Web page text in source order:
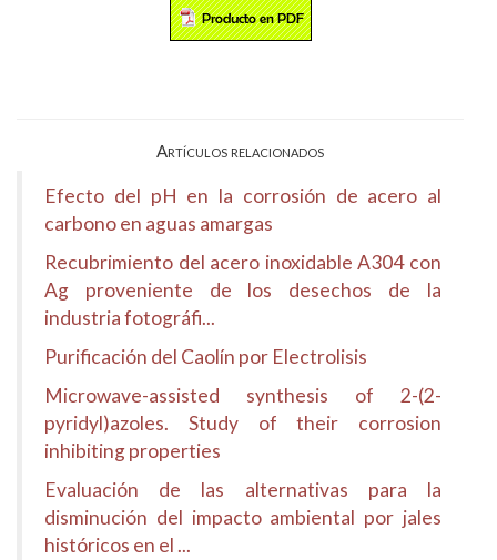
Artículos relacionados
Efecto del pH en la corrosión de acero al
carbono en aguas amargas
Recubrimiento del acero inoxidable A304 con
Ag proveniente de los desechos de la
industria fotográfi...
Purificación del Caolín por Electrolisis
Microwave-assisted synthesis of 2-(2-
pyridyl)azoles. Study of their corrosion
inhibiting properties
Evaluación de las alternativas para la
disminución del impacto ambiental por jales
históricos en el ...